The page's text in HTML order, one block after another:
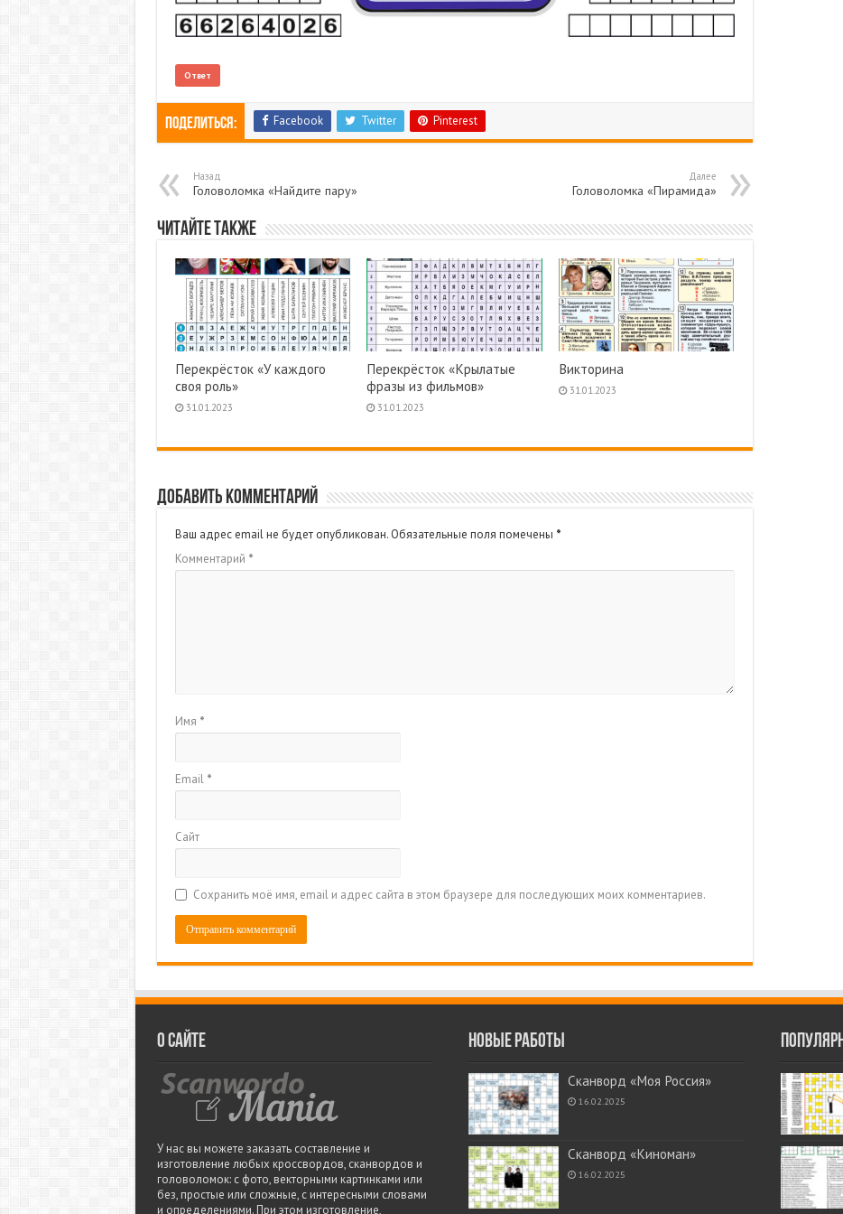
Ответ
Поделиться: Facebook Twitter Pinterest
Назад
Головоломка «Найдите пару»
Далее
Головоломка «Пирамида»
Читайте также
Перекрёсток «У каждого
своя роль»
31.01.2023
Перекрёсток «Крылатые
фразы из фильмов»
31.01.2023
Викторина
31.01.2023
Добавить комментарий
Ваш адрес email не будет опубликован. Обязательные поля помечены *
Комментарий *
Имя *
Email *
Сайт
Сохранить моё имя, email и адрес сайта в этом браузере для последующих моих комментариев.
О сайте
У нас вы можете заказать составление и
изготовление любых кроссвордов, сканвордов и
головоломок: с фото, векторными картинками или
без, простые или сложные, с интересными словами
и определениями. При этом изготовление,
Новые работы
Сканворд «Моя Россия»
16.02.2025
Сканворд «Киноман»
16.02.2025